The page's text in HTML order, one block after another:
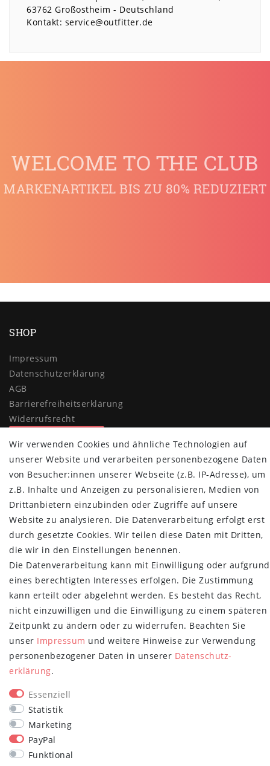
63762 Großostheim
Deutschland
Kontakt: service@outfitter.de
WELCOME TO THE CLUB
MARKENARTIKEL BIS ZU 80% REDUZIERT
SHOP
Impressum
Daten­schutz­erklärung
AGB
Barrierefreiheitserklärung
Widerrufs­recht
MYPOPUPCLUB
Über uns
Retoure
Versand- und Zahlungsbedingungen
NEWSLETTER
E-MAIL **
Newsletter
Honig
Hiermit bestätige ich, dass ich dieDaten­schutz­erklärunggelesen habe.
Meine Einwilligung kann ich jederzeit widerrufen.**
Abonnieren
** Hierbei handelt es sich um ein Pflichtfeld.
Wir verwenden Cookies und ähnliche Technologien auf
unserer Website und verarbeiten personenbezogene Daten
von Besucher:innen unserer Webseite (z.B. IP-Adresse), um
z.B. Inhalte und Anzeigen zu personalisieren, Medien von
Drittanbietern einzubinden oder Zugriffe auf unsere
Website zu analysieren. Die Datenverarbeitung erfolgt erst
durch gesetzte Cookies. Wir teilen diese Daten mit Dritten,
die wir in den Einstellungen benennen.
Die Datenverarbeitung kann mit Einwilligung oder aufgrund
eines berechtigten Interesses erfolgen. Die Zustimmung
kann erteilt oder abgelehnt werden. Es besteht das Recht,
nicht einzuwilligen und die Einwilligung zu einem späteren
Zeitpunkt zu ändern oder zu widerrufen. Beachten Sie
unser Impressum und weitere Hinweise zur Verwendung
personenbezogener Daten in unserer Daten­schutz­
erklärung.
Essenziell
Statistik
Marketing
PayPal
Funktional